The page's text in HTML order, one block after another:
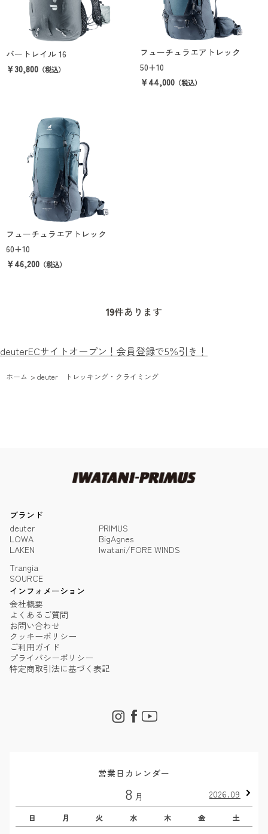
バートレイル 16
￥30,800 （税込）
フューチュラエアトレック
50+10
￥44,000 （税込）
フューチュラエアトレック
60+10
￥46,200 （税込）
19件あります
deuterECサイトオープン！会員登録で5％引き！
ホーム > deuter トレッキング・クライミング
ブランド
deuter
LOWA
LAKEN
PRIMUS
BigAgnes
Iwatani/FORE WINDS
Trangia
SOURCE
インフォメーション
会社概要
よくあるご質問
お問い合わせ
クッキーポリシー
ご利用ガイド
プライバシーポリシー
特定商取引法に基づく表記
営業日カレンダー
8 月 2026.09
日 月 火 水 木 金 土